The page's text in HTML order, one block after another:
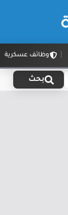
وظائف عسكرية
بحث